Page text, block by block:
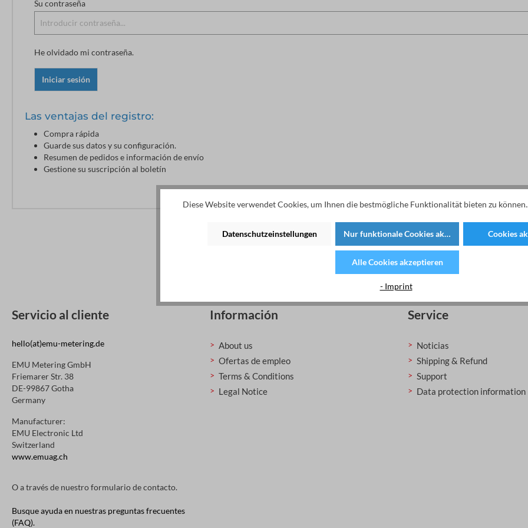
Su contraseña
He olvidado mi contraseña.
Iniciar sesión
Las ventajas del registro:
Compra rápida
Guarde sus datos y su configuración.
Resumen de pedidos e información de envío
Gestione su suscripción al boletín
Servicio al cliente
hello(at)emu-metering.de
EMU Metering GmbH
Friemarer Str. 38
DE-99867 Gotha
Germany
Manufacturer:
EMU Electronic Ltd
Switzerland
www.emuag.ch
O a través de nuestroformulario de contacto.
Busque ayuda en nuestras preguntas frecuentes
(FAQ).
Información
About us
Ofertas de empleo
Terms & Conditions
Legal Notice
Service
Noticias
Shipping & Refund
Support
Data protection information
Diese Website verwendet Cookies, um Ihnen die bestmögliche Funktionalität bieten zu
Datenschutzeinstellungen Nur funktionale Cookies akzeptieren Cookies
Alle Cookies akzeptieren
- Imprint